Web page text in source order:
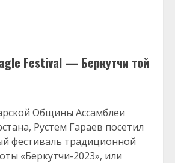
Festival — Беркутчи той
Общины Ассамблеи
Рустем Гараев посетил
фестиваль традиционной
«Беркутчи-2023», или